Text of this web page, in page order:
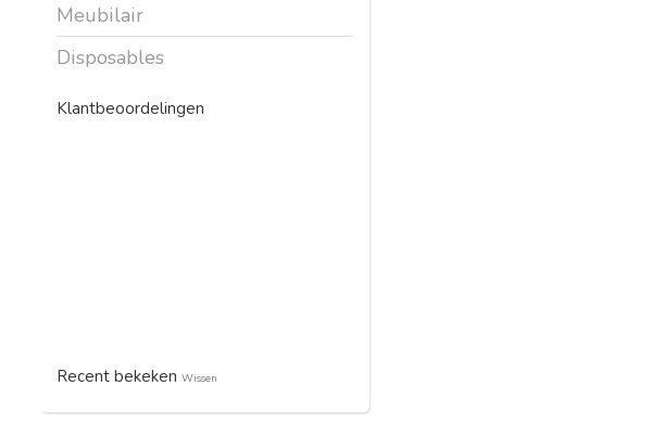
Meubilair
Disposables
Klantbeoordelingen
Recent bekeken Wissen